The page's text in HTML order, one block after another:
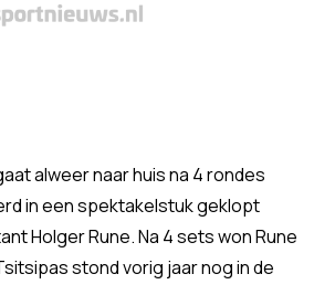
alweer naar huis na 4 rondes
in een spektakelstuk geklopt
Holger Rune. Na 4 sets won Rune
stond vorig jaar nog in de